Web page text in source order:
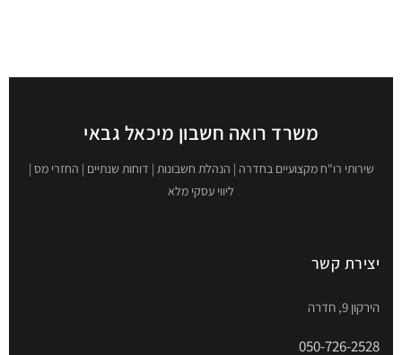
משרד רואה חשבון מיכאל גבאי
שירותי רו"ח מקצועיים בחדרה | הנהלת חשבונות | דוחות שנתיים | החזרי מס |
ליווי עסקי מלא
יצירת קשר
הירקון 9, חדרה
050-726-2528